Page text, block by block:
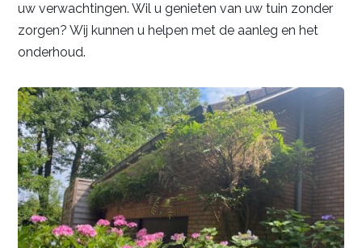
uw verwachtingen. Wil u genieten van uw tuin zonder
zorgen? Wij kunnen u helpen met de aanleg en het
onderhoud.